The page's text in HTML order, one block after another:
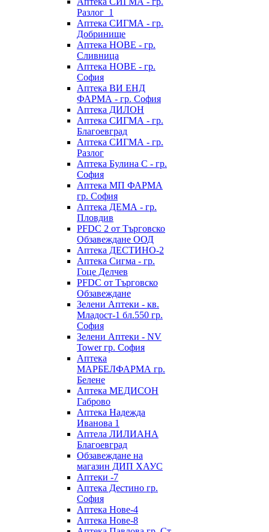
Разлог_1
Аптека СИГМА - гр.
Добринище
Аптека НОВЕ - гр.
Сливница
Аптека НОВЕ - гр.
София
Аптека ВИ ЕНД
ФАРМА - гр. София
Аптека ДИЛОН
Аптека СИГМА - гр.
Благоевград
Аптека СИГМА - гр.
Разлог
Аптека Булина С - гр.
София
Аптека МП ФАРМА
гр. София
Аптека ДЕМА - гр.
Пловдив
PFDC 2 от Търговско
Обзавеждане ООД
Аптека ДЕСТИНО-2
Аптека Сигма - гр.
Гоце Делчев
PFDC от Търговско
Обзавеждане
Зелени Аптеки - кв.
Младост-1 бл.550 гр.
София
Зелени Аптеки - NV
Tower гр. София
Аптека
МАРБЕЛФАРМА гр.
Белене
Аптека МЕДИСОН
Габрово
Аптека Надежда
Иванова 1
Аптела ЛИЛИАНА
Благоевград
Обзавеждане на
магазин ДИП ХАУС
Аптеки -7
Аптека Дестино гр.
София
Аптека Нове-4
Аптека Нове-8